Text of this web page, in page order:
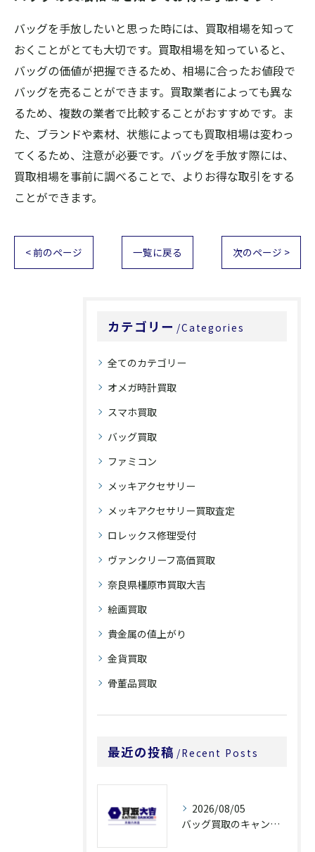
バッグを手放したいと思った時には、買取相場を知って
おくことがとても大切です。買取相場を知っていると、
バッグの価値が把握できるため、相場に合ったお値段で
バッグを売ることができます。買取業者によっても異な
るため、複数の業者で比較することがおすすめです。ま
た、ブランドや素材、状態によっても買取相場は変わっ
てくるため、注意が必要です。バッグを手放す際には、
買取相場を事前に調べることで、よりお得な取引をする
ことができます。
< 前のページ 一覧に戻る 次のページ >
カテゴリー Categories
全てのカテゴリー
オメガ時計買取
スマホ買取
バッグ買取
ファミコン
メッキアクセサリー
メッキアクセサリー買取査定
ロレックス修理受付
ヴァンクリーフ高価買取
奈良県橿原市買取大吉
絵画買取
貴金属の値上がり
金貨買取
骨董品買取
最近の投稿 Recent Posts
2026/08/05
バッグ買取のキャンペーンで奈良県橿原市でお得に売るための条件と注意点徹底ガイド